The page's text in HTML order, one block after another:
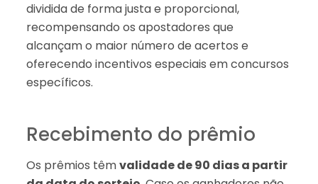
dividida de forma justa e proporcional,
recompensando os apostadores que
alcançam o maior número de acertos e
oferecendo incentivos especiais em concursos
específicos.
Recebimento do prêmio
Os prêmios têmvalidade de 90 dias a partir